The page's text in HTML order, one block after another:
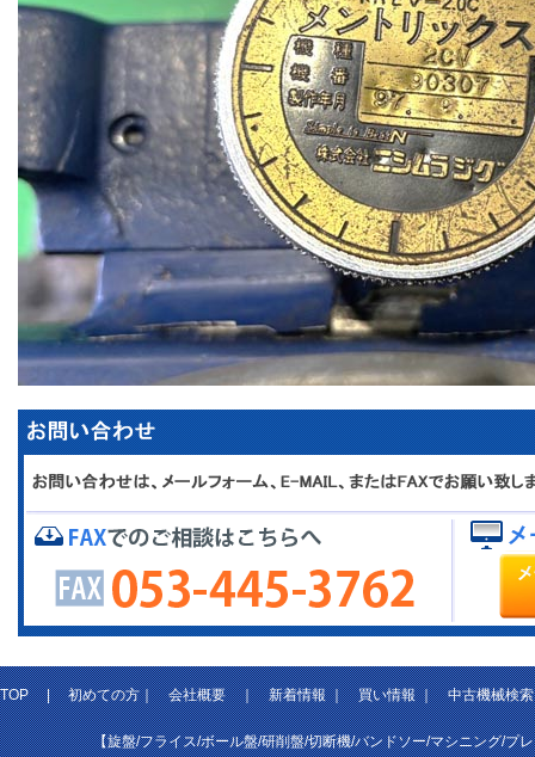
TOP|初めての方｜会社概要｜新着情報｜買い情報｜中古機械検索
【旋盤/フライス/ボール盤/研削盤/切断機/バンドソー/マシニング/プ